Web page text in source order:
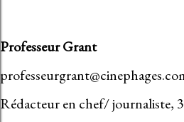
Professeur Grant
Rédacteur en chef/ journaliste,